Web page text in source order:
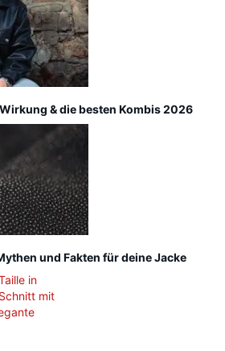
& die besten Kombis 2026
und Fakten für deine Jacke